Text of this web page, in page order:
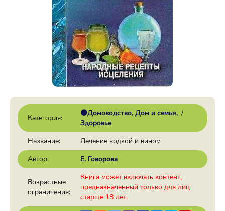
Категория:
🟠Домоводство, Дом и семья /
Здоровье
Название:
Лечение водкой и вином
Автор:
Е. Говорова
Возрастные
ограничения:
Книга может включать контент,
предназначенный только для лиц
старше 18 лет.